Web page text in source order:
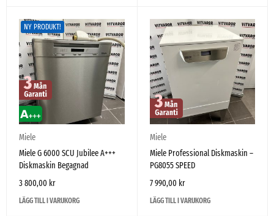
NY PRODUKT!
Miele
Miele G 6000 SCU Jubilee A+++
Diskmaskin Begagnad
3 800,00 kr
LÄGG TILL I VARUKORG
Miele
Miele Professional Diskmaskin –
PG8055 SPEED
7 990,00 kr
LÄGG TILL I VARUKORG